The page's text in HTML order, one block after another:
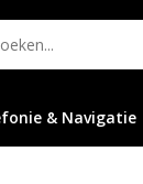
& Navigatie